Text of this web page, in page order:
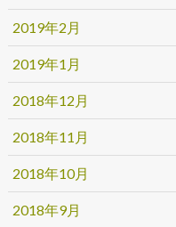
2019年2月
2019年1月
2018年12月
2018年11月
2018年10月
2018年9月